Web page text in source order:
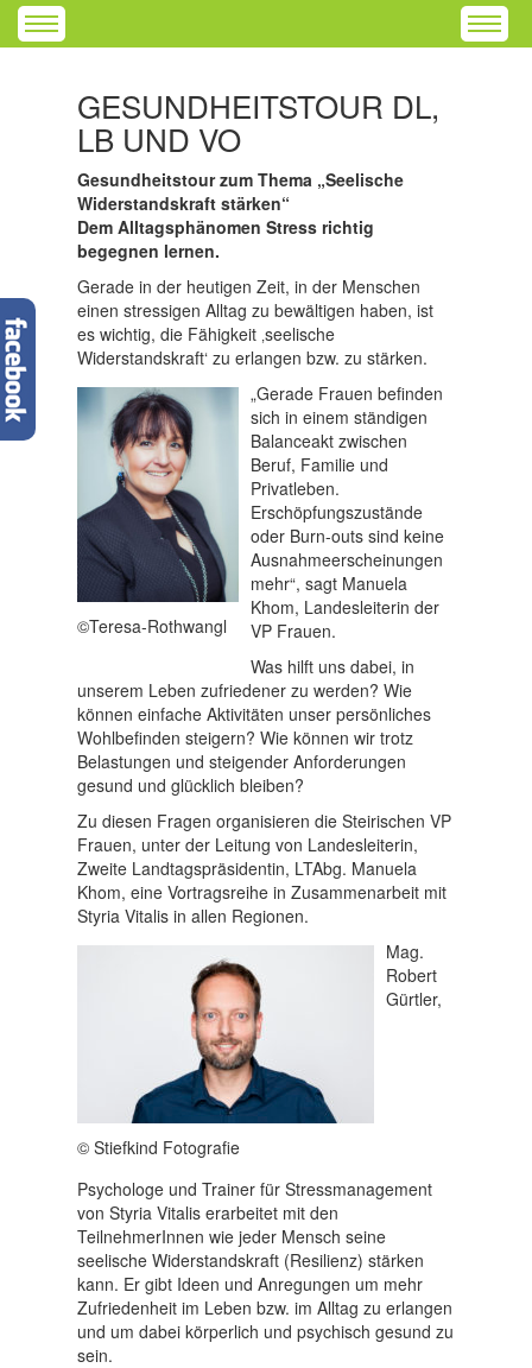
GESUNDHEITSTOUR DL,
LB UND VO
Gesundheitstour zum Thema „Seelische
Widerstandskraft stärken“
Dem Alltagsphänomen Stress richtig
begegnen lernen.
Gerade in der heutigen Zeit, in der Menschen
einen stressigen Alltag zu bewältigen haben, ist
es wichtig, die Fähigkeit ‚seelische
Widerstandskraft‘ zu erlangen bzw. zu stärken.
©Teresa-Rothwangl
„Gerade Frauen befinden
sich in einem ständigen
Balanceakt zwischen
Beruf, Familie und
Privatleben.
Erschöpfungszustände
oder Burn-outs sind keine
Ausnahmeerscheinungen
mehr“, sagt Manuela
Khom, Landesleiterin der
VP Frauen.
Was hilft uns dabei, in
unserem Leben zufriedener zu werden? Wie
können einfache Aktivitäten unser persönliches
Wohlbefinden steigern? Wie können wir trotz
Belastungen und steigender Anforderungen
gesund und glücklich bleiben?
Zu diesen Fragen organisieren die Steirischen VP
Frauen, unter der Leitung von Landesleiterin,
Zweite Landtagspräsidentin, LTAbg. Manuela
Khom, eine Vortragsreihe in Zusammenarbeit mit
Styria Vitalis in allen Regionen.
© Stiefkind Fotografie
Mag.
Robert
Gürtler,
Psychologe und Trainer für Stressmanagement
von Styria Vitalis erarbeitet mit den
TeilnehmerInnen wie jeder Mensch seine
seelische Widerstandskraft (Resilienz) stärken
kann. Er gibt Ideen und Anregungen um mehr
Zufriedenheit im Leben bzw. im Alltag zu erlangen
und um dabei körperlich und psychisch gesund zu
sein.